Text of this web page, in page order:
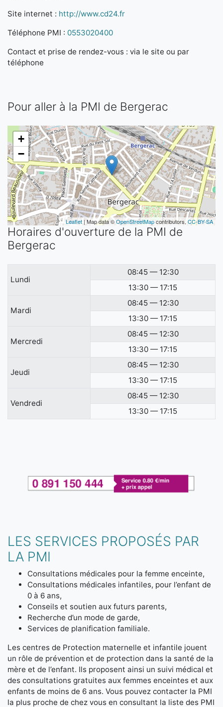
Site internet : http://www.cd24.fr
Téléphone PMI : 0553020400
Contact et prise de rendez-vous : via le site ou par
téléphone
Pour aller à la PMI de Bergerac
+
−
Leaflet| Map data ©OpenStreetMapcontributors, CC-BY-SA
Horaires d'ouverture de la PMI de
Bergerac
Lundi
08:45 — 12:30
13:30 — 17:15
Mardi
08:45 — 12:30
13:30 — 17:15
Mercredi
08:45 — 12:30
13:30 — 17:15
Jeudi
08:45 — 12:30
13:30 — 17:15
Vendredi
08:45 — 12:30
13:30 — 17:15
LES SERVICES PROPOSÉS PAR
LA PMI
Consultations médicales pour la femme enceinte,
Consultations médicales infantiles, pour l’enfant de
0 à 6 ans,
Conseils et soutien aux futurs parents,
Recherche d’un mode de garde,
Services de planification familiale.
Les centres de Protection maternelle et infantile jouent
un rôle de prévention et de protection dans la santé de la
mère et de l’enfant. Ils proposent ainsi un suivi médical et
des consultations gratuites aux femmes enceintes et aux
enfants de moins de 6 ans. Vous pouvez contacter la PMI
la plus proche de chez vous en consultant la liste des PMI